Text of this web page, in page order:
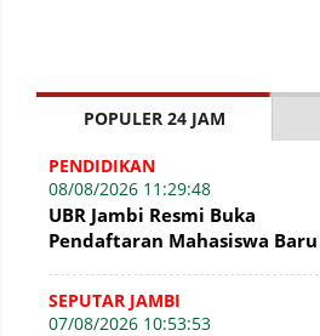
POPULER 24 JAM
PENDIDIKAN
08/08/2026 11:29:48
UBR Jambi Resmi Buka
Pendaftaran Mahasiswa Baru
2026
SEPUTAR JAMBI
07/08/2026 10:53:53